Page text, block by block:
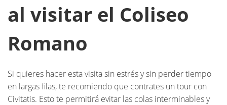
al visitar el Coliseo
Romano
Si quieres hacer esta visita sin estrés y sin perder tiempo
en largas filas, te recomiendo que contrates un tour con
Civitatis. Esto te permitirá evitar las colas interminables y